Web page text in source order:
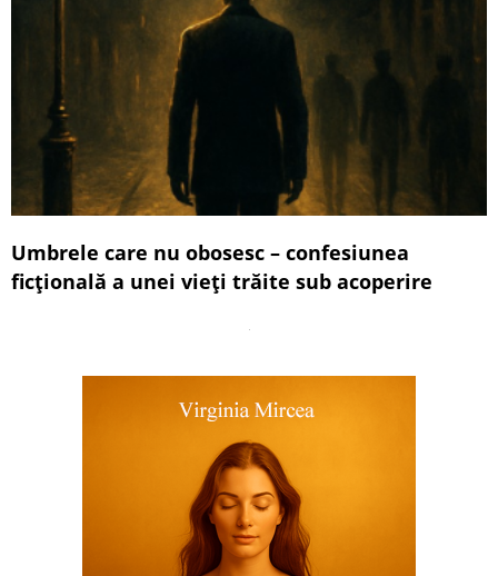
Umbrele care nu obosesc – confesiunea
ficțională a unei vieți trăite sub acoperire